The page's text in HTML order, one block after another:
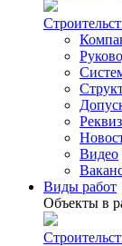
Видео
Виды работ
Объекты в